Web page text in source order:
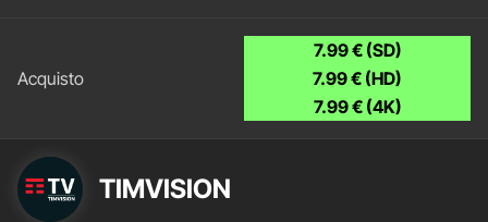
7.99 € (SD)
7.99 € (HD)
7.99 € (4K)
TIMVISION